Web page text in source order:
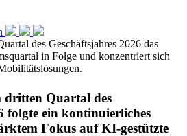
dritten Quartal des
folgte ein kontinuierliches
Fokus auf KI-gestützte